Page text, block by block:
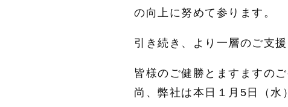
の向上に努めて参ります。
引き続き、より一層のご支
皆様のご健勝とますますの
尚、弊社は本日１月5日（水